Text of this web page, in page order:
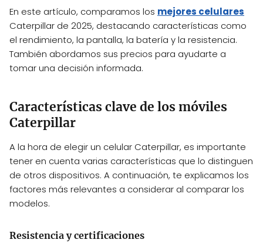
En este artículo, comparamos los mejores celulares
Caterpillar de 2025, destacando características como
el rendimiento, la pantalla, la batería y la resistencia.
También abordamos sus precios para ayudarte a
tomar una decisión informada.
Características clave de los móviles
Caterpillar
A la hora de elegir un celular Caterpillar, es importante
tener en cuenta varias características que lo distinguen
de otros dispositivos. A continuación, te explicamos los
factores más relevantes a considerar al comparar los
modelos.
Resistencia y certificaciones